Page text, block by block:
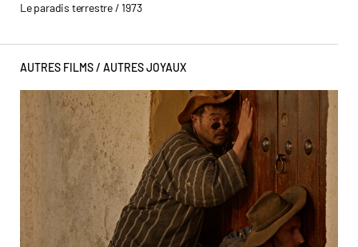
Le paradis terrestre / 1973
AUTRES FILMS / AUTRES JOYAUX